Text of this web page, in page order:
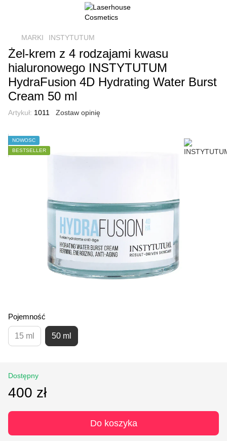
MARKI INSTYTUTUM
Żel-krem z 4 rodzajami kwasu
hialuronowego INSTYTUTUM
HydraFusion 4D Hydrating Water Burst
Cream 50 ml
Artykuł: 1011 Zostaw opinię
NOWOŚĆ
BESTSELLER
Pojemność
15 ml 50 ml
Dostępny
400 zł
Do koszyka